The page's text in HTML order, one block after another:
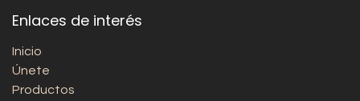
Enlaces de interés
Inicio
Únete
Productos